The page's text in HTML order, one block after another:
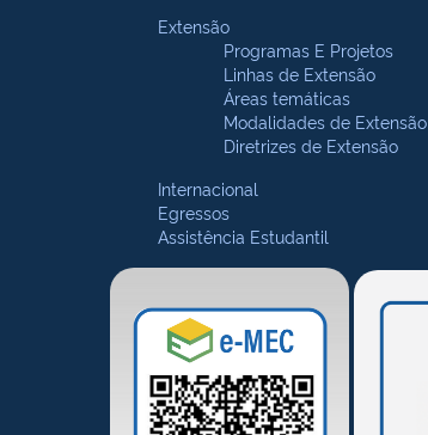
Extensão
Programas E Projetos
Linhas de Extensão
Áreas temáticas
Modalidades de Extensão
Diretrizes de Extensão
Internacional
Egressos
Assistência Estudantil